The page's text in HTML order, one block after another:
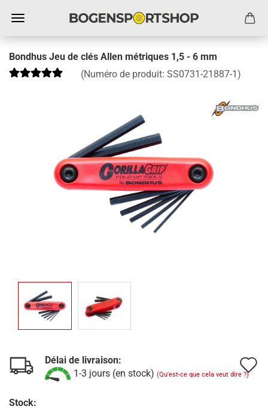
Bondhus Jeu de clés Allen métriques 1,5 - 6 mm
(Numéro de produit: SS0731-21887-1)
Délai de livraison:
1-3 jours (en stock) (Qu'est-ce que cela veut dire ?)
Stock: